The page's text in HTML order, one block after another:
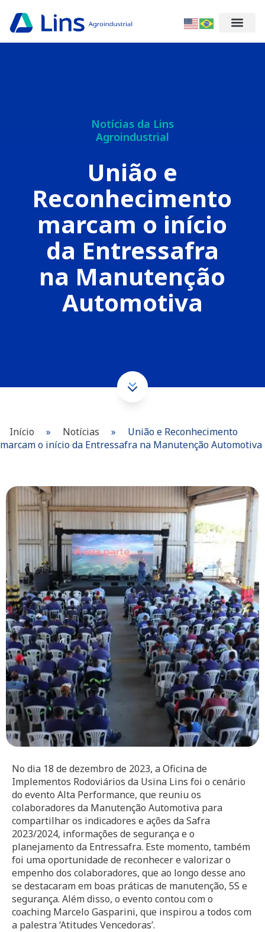
Notícias da Lins
Agroindustrial
União e
Reconhecimento
marcam o início
da Entressafra
na Manutenção
Automotiva
Início » Notícias »
União e Reconhecimento
marcam o início da Entressafra na Manutenção Automotiva
No dia 18 de dezembro de 2023, a Oficina de
Implementos Rodoviários da Usina Lins foi o cenário
do evento Alta Performance, que reuniu os
colaboradores da Manutenção Automotiva para
compartilhar os indicadores e ações da Safra
2023/2024, informações de segurança e o
planejamento da Entressafra. Este momento, também
foi uma oportunidade de reconhecer e valorizar o
empenho dos colaboradores, que ao longo desse ano
se destacaram em boas práticas de manutenção, 5S e
segurança. Além disso, o evento contou com o
coaching Marcelo Gasparini, que inspirou a todos com
a palestra ‘Atitudes Vencedoras’.